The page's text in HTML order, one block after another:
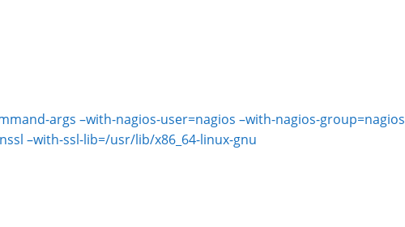
args –with-nagios-user=nagios –with-nagios-group=nagios
–with-ssl-lib=/usr/lib/x86_64-linux-gnu